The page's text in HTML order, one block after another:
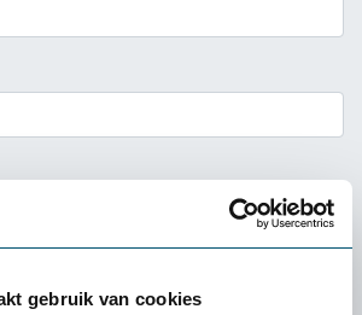
gebruik van cookies